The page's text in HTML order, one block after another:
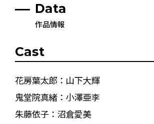
Data
作品情報
Cast
花房葉太郎：山下大輝
鬼堂院真緒：小澤亜李
朱藤依子：沼倉愛美